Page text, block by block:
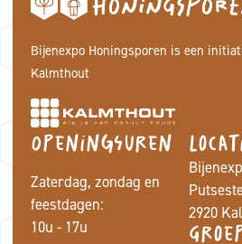
Bijenexpo Honingsporen is een
Kalmthout
Openingsuren
Zaterdag, zondag en
feestdagen:
10u - 17u
2920